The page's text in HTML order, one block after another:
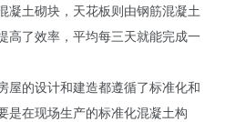
凝土砌块，天花板则由钢筋混凝土
高了效率，平均每三天就能完成一
屋的设计和建造都遵循了标准化和
是在现场生产的标准化混凝土构